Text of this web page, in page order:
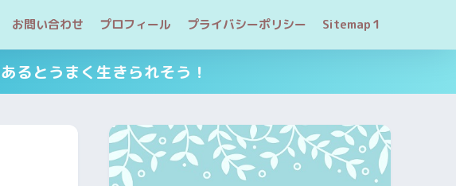
お問い合わせ プロフィール プライバシーポリシー Sitemap１
るとうまく生きられそう！